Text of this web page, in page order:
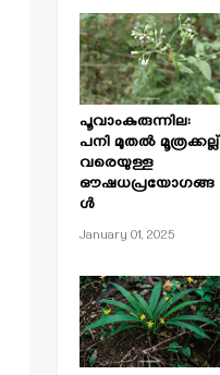
പൂവാംകുരുന്നില:
പനി മുതൽ മൂത്രക്കല്ല്
വരെയുള്ള
ഔഷധപ്രയോഗങ്ങ
ൾ
January 01, 2025